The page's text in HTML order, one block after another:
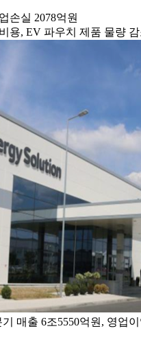
손실 2078억원
용, EV 파우치 제품 물량
매출 6조5550억원, 영업